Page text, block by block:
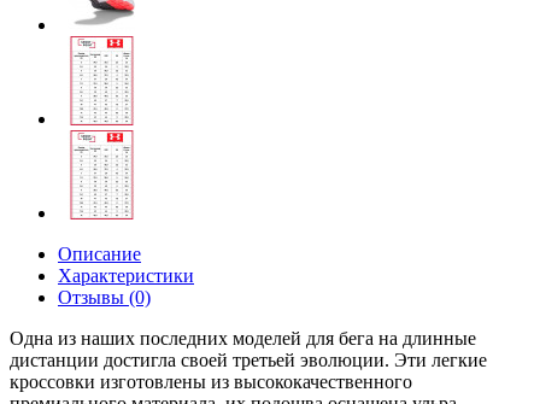
Описание
Характеристики
Отзывы (0)
Одна из наших последних моделей для бега на длинные
дистанции достигла своей третьей эволюции. Эти легкие
кроссовки изготовлены из высококачественного